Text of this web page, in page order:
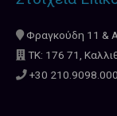
Φραγκούδη 11 &
ΤΚ: 176 71,
+30 210.9098.000